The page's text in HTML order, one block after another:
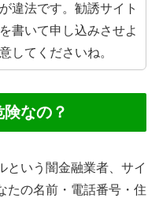
違法です。勧誘サイト
書いて申し込みさせよ
してくださいね。
なの？
という闇金融業者、サイ
たの名前・電話番号・住